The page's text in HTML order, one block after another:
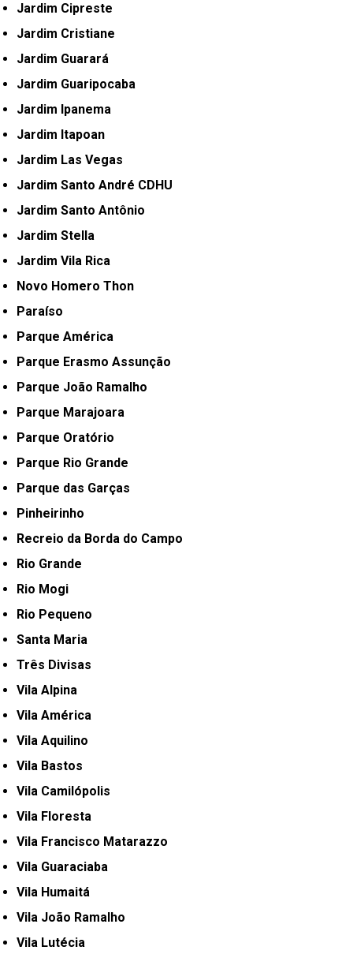
Jardim Cipreste
Jardim Cristiane
Jardim Guarará
Jardim Guaripocaba
Jardim Ipanema
Jardim Itapoan
Jardim Las Vegas
Jardim Santo André CDHU
Jardim Santo Antônio
Jardim Stella
Jardim Vila Rica
Novo Homero Thon
Paraíso
Parque América
Parque Erasmo Assunção
Parque João Ramalho
Parque Marajoara
Parque Oratório
Parque Rio Grande
Parque das Garças
Pinheirinho
Recreio da Borda do Campo
Rio Grande
Rio Mogi
Rio Pequeno
Santa Maria
Três Divisas
Vila Alpina
Vila América
Vila Aquilino
Vila Bastos
Vila Camilópolis
Vila Floresta
Vila Francisco Matarazzo
Vila Guaraciaba
Vila Humaitá
Vila João Ramalho
Vila Lutécia